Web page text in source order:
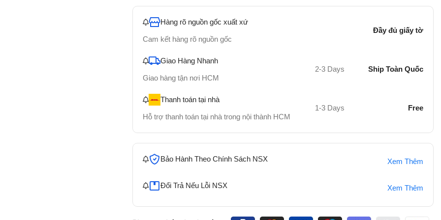
Hàng rõ nguồn gốc xuất xứ
Cam kết hàng rõ nguồn gốc
Đầy đủ giấy tờ
Giao Hàng Nhanh
Giao hàng tận nơi HCM
2-3 Days Ship Toàn Quốc
Thanh toán tại nhà
Hỗ trợ thanh toán tại nhà trong nội thành HCM
1-3 Days Free
Bảo Hành Theo Chính Sách NSX Xem Thêm
Đổi Trả Nếu Lỗi NSX Xem Thêm